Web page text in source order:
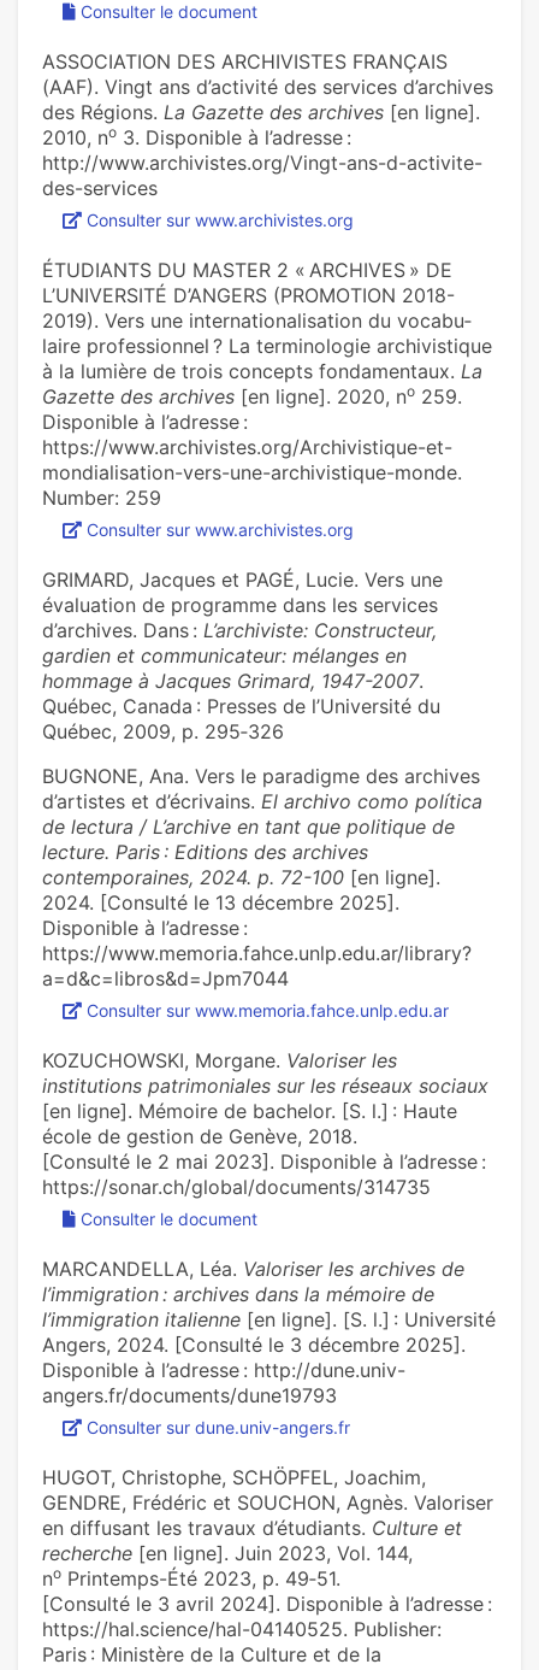
Consulter le document
ASSOCIATION DES ARCHIVISTES FRANÇAIS
(AAF). Vingt ans d’activité des services d’archives
des Régions. La Gazette des archives [en ligne].
2010, no 3. Disponible à l’adresse :
http://www.archivistes.org/Vingt-ans-d-activite-
des-services
Consulter sur www.archivistes.org
ÉTUDIANTS DU MASTER 2 « ARCHIVES » DE
L’UNI­VER­SITÉ D’ANGERS (PRO­MO­TION 2018-
2019). Vers une inter­na­tio­na­li­sa­tion du voca­bu­
laire pro­fes­sion­nel ? La ter­mi­no­lo­gie archi­vis­ti­que
à la lumière de trois concepts fon­da­men­taux. La
Gazette des archives [en ligne]. 2020, no 259.
Disponible à l’adresse :
https://www.archivistes.org/Archivistique-et-
mondialisation-vers-une-archivistique-monde.
Number: 259
Consulter sur www.archivistes.org
GRIMARD, Jacques et PAGÉ, Lucie. Vers une
évaluation de programme dans les services
d’archives. Dans : L’archiviste: Constructeur,
gardien et communicateur: mélanges en
hommage à Jacques Grimard, 1947-2007.
Québec, Canada : Presses de l’Université du
Québec, 2009, p. 295‑326
BUGNONE, Ana. Vers le paradigme des archives
d’artistes et d’écrivains. El archivo como política
de lectura / L’archive en tant que politique de
lecture. Paris : Editions des archives
contemporaines, 2024. p. 72-100 [en ligne].
2024. [Consulté le 13 décembre 2025].
Disponible à l’adresse :
https://www.memoria.fahce.unlp.edu.ar/library?
a=d&c=libros&d=Jpm7044
Consulter sur www.memoria.fahce.unlp.edu.ar
KOZUCHOWSKI, Morgane. Valoriser les
institutions patrimoniales sur les réseaux sociaux
[en ligne]. Mémoire de bachelor. [S. l.] : Haute
école de gestion de Genève, 2018.
[Consulté le 2 mai 2023]. Disponible à l’adresse :
https://sonar.ch/global/documents/314735
Consulter le document
MARCANDELLA, Léa. Valoriser les archives de
l’immigration : archives dans la mémoire de
l’immigration italienne [en ligne]. [S. l.] : Université
Angers, 2024. [Consulté le 3 décembre 2025].
Disponible à l’adresse : http://dune.univ-
angers.fr/documents/dune19793
Consulter sur dune.univ-angers.fr
HUGOT, Christophe, SCHÖPFEL, Joachim,
GENDRE, Frédéric et SOUCHON, Agnès. Valoriser
en diffusant les travaux d’étudiants. Culture et
recherche [en ligne]. Juin 2023, Vol. 144,
no Printemps-Été 2023, p. 49‑51.
[Consulté le 3 avril 2024]. Disponible à l’adresse :
https://hal.science/hal-04140525. Publisher:
Paris : Ministère de la Culture et de la